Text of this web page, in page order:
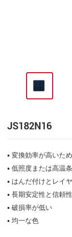
JS182N16
▪ 変換効率が高いた
▪ 低照度または高温
▪ はんだ付けとレイ
▪ 長期安定性と信頼
▪ 破損率が低い
▪ 均一な色